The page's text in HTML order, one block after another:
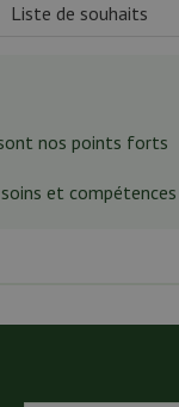
nos points forts
et compétences